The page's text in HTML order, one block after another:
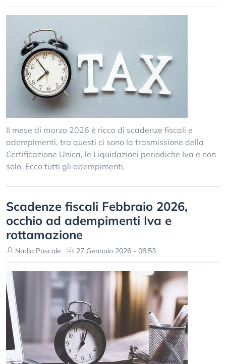
Il mese di marzo 2026 è ricco di scadenze fiscali e
adempimenti, tra questi ci sono la trasmissione della
Certificazione Unica, le Liquidazioni periodiche Iva e non
solo. Ecco tutti gli adempimenti.
Scadenze fiscali Febbraio 2026,
occhio ad adempimenti Iva e
rottamazione
Nadia Pascale 27 Gennaio 2026 - 08:53